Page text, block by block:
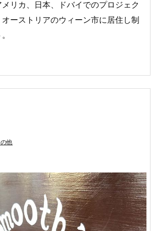
リカ、日本、ドバイでのプロジェク
オーストリアのウィーン市に居住し制
他